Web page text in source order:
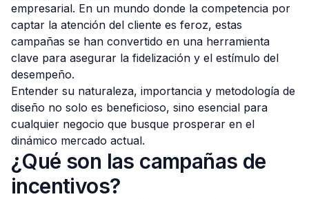
Consulta Gratis
empresarial. En un mundo donde la competencia por
captar la atención del cliente es feroz, estas
campañas se han convertido en una herramienta
clave para asegurar la fidelización y el estímulo del
desempeño.
Entender su naturaleza, importancia y metodología de
diseño no solo es beneficioso, sino esencial para
cualquier negocio que busque prosperar en el
dinámico mercado actual.
¿Qué son las campañas de
incentivos?